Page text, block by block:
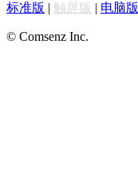
标准版 | 触屏版 | 电脑版
© Comsenz Inc.